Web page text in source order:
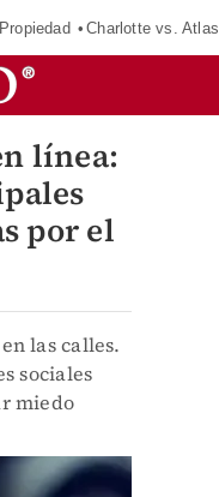
Propiedad Charlotte vs. Atlas
línea:
por el
las calles.
sociales
miedo